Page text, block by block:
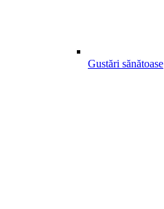
Gustări sănătoase